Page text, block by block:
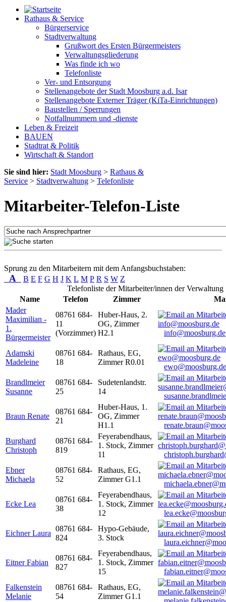
Rathaus & Service
Bürgerservice
Stadtverwaltung
Grußwort des Ersten Bürgermeisters
Verwaltungsgliederung
Was finde ich wo
Telefonliste
Ver- und Entsorgung
Stellenangebote der Stadt Moosburg a.d. Isar
Stellenangebote Externer Träger (KiTa-Einrichtungen)
Baustellen / Sperrungen
Notfallnummern und -dienste
Leben & Freizeit
BAUEN
Stadtrat & Politik
Wirtschaft & Standort
Sie sind hier: Stadt Moosburg > Rathaus &
Service > Stadtverwaltung > Telefonliste
Mitarbeiter-Telefon-Liste
Sprung zu den Mitarbeitern mit dem Anfangsbuchstaben:
A B E F G H J K L M P R S W Z
Telefonliste der Mitarbeiter/innen der Verwaltung
Name
Telefon Zimmer
Mader
Maximilian -
1.
Bürgermeister
08761 684-
11
(Vorzimmer)
Huber-Haus, 2.
OG, Zimmer
H2.1
info@moosburg.de
Adamski
Madeleine
08761 684-
18
Rathaus, EG,
Zimmer R0.01
ewo@moosburg.de
Brandlmeier
Susanne
08761 684-
25
Sudetenlandstr.
14
Braun Renate
08761 684-
21
Huber-Haus, 1.
OG, Zimmer
H1.1
Burghard
Christoph
08761 684-
819
Feyerabendhaus,
1. Stock, Zimmer
11
Ebner
Michaela
08761 684-
52
Rathaus, EG,
Zimmer G1.1
Ecke Lea
08761 684-
38
Feyerabendhaus,
1. Stock, Zimmer
12
Eichner Laura
08761 684-
824
Hypo-Gebäude,
3. Stock
Eitner Fabian
08761 684-
827
Feyerabendhaus,
1. Stock, Zimmer
15
Falkenstein
Melanie
08761 684-
54
Rathaus, EG,
Zimmer G1.1